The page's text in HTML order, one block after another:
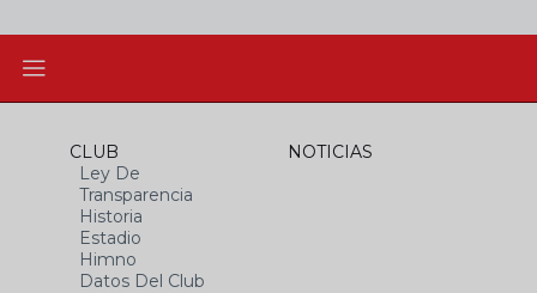
CLUB
Ley De
Transparencia
Historia
Estadio
Himno
Datos Del Club
NOTICIAS